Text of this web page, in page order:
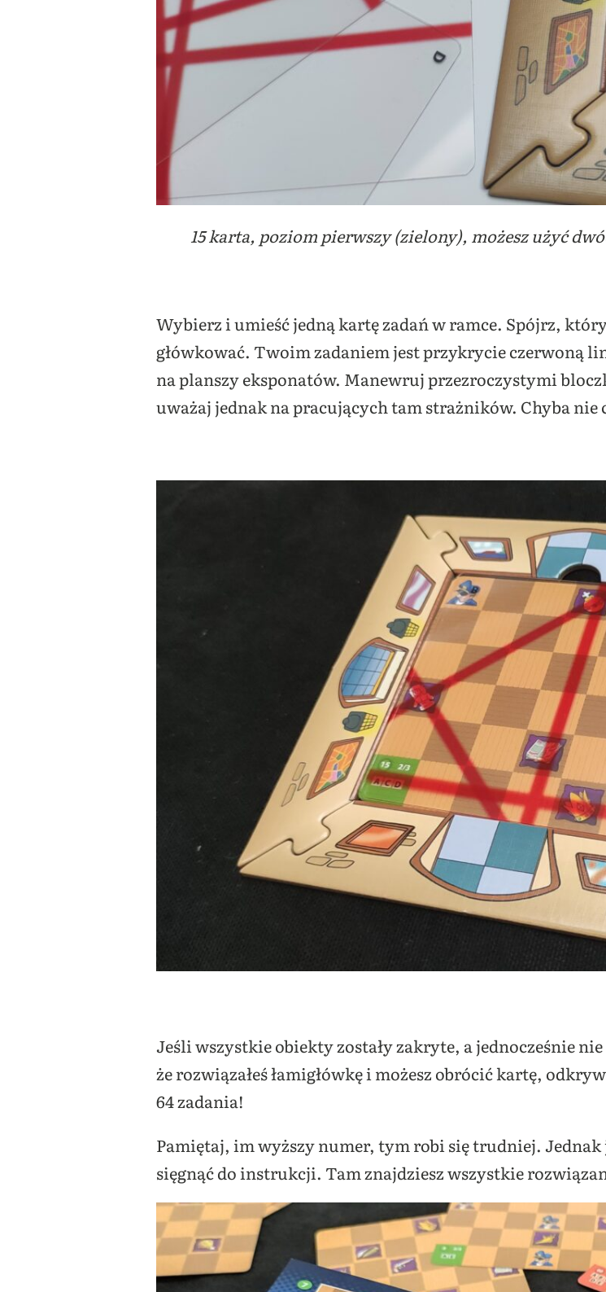
15 karta, poziom pierwszy (zielony), możesz użyć
Wybierz i umieść jedną kartę zadań w ramce. Spójrz,
główkować. Twoim zadaniem jest przykrycie czerwoną
na planszy eksponatów. Manewruj przezroczystymi
uważaj jednak na pracujących tam strażników. Chyba nie
Jeśli wszystkie obiekty zostały zakryte, a jednocześnie
że rozwiązałeś łamigłówkę i możesz obrócić kartę,
64 zadania!
Pamiętaj, im wyższy numer, tym robi się trudniej. Jednak
sięgnąć do instrukcji. Tam znajdziesz wszystkie